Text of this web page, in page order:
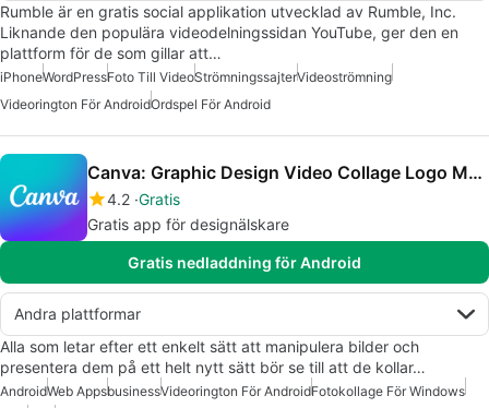
Rumble är en gratis social applikation utvecklad av Rumble, Inc.
Liknande den populära videodelningssidan YouTube, ger den en
plattform för de som gillar att…
iPhoneWordPressFoto Till VideoStrömningssajterVideoströmning
Videorington För AndroidOrdspel För Android
Canva: Graphic Design Video Collage Logo Maker
4.2 Gratis
Gratis app för designälskare
Gratis nedladdning för Android
Andra plattformar
Alla som letar efter ett enkelt sätt att manipulera bilder och
presentera dem på ett helt nytt sätt bör se till att de kollar…
AndroidWeb AppsbusinessVideorington För AndroidFotokollage För Windows